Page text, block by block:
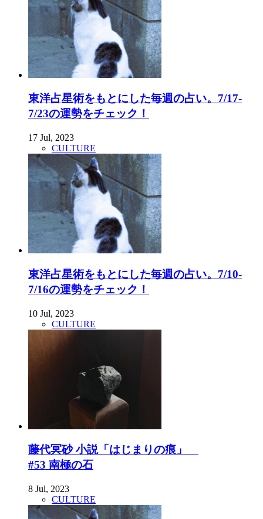
東洋占星術をもとにした毎週の占い。7/17-
7/23の運勢をチェック！
17 Jul, 2023
CULTURE
東洋占星術をもとにした毎週の占い。7/10-
7/16の運勢をチェック！
10 Jul, 2023
CULTURE
藤代冥砂 小説「はじまりの痕」
#53 南極の石
8 Jul, 2023
CULTURE